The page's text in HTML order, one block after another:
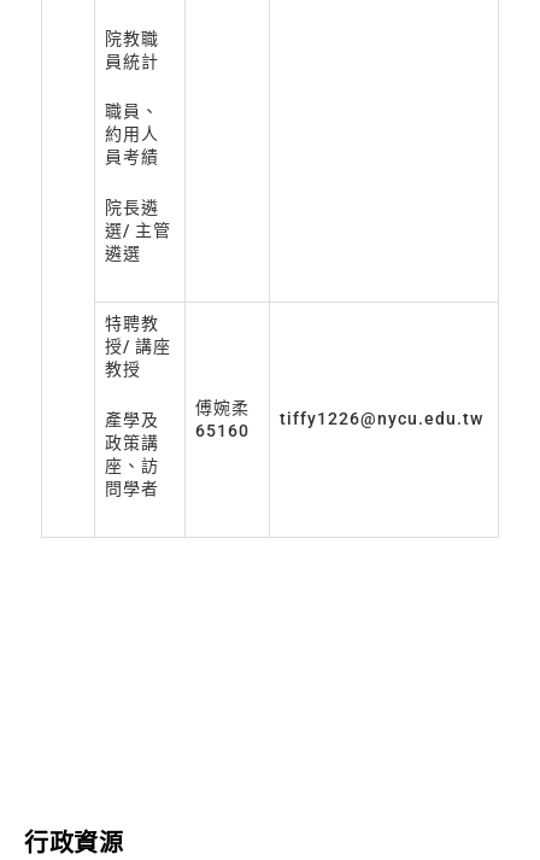
院教職
員統計
職員、
約用人
員考績
院長遴
選/ 主管
遴選
特聘教
授/ 講座
教授
產學及
政策講
座、訪
問學者
傅婉柔
65160
tiffy1226@nycu.edu.tw
行政資源